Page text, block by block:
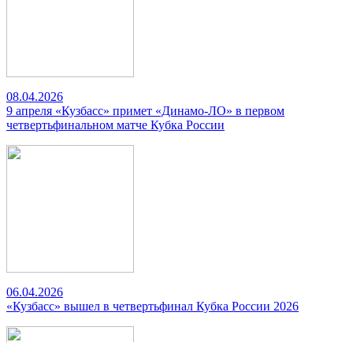
08.04.2026
9 апреля «Кузбасс» примет «Динамо-ЛО» в первом
четвертьфинальном матче Кубка России
06.04.2026
«Кузбасс» вышел в четвертьфинал Кубка России 2026